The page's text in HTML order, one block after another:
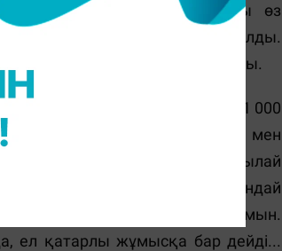
айтыстым. Себебі, басшы өз
керек деген принцип болды.
осылай ақырындап басталды.
компания былайша айтқанда 11 000
қарызға ақша алып, арманым мен
басталмай жатып, осылай
береді. Онсызда жоқ мұндай
бұл жағдайды айта алмаймын.
ел қатарлы жұмысқа бар дейді...